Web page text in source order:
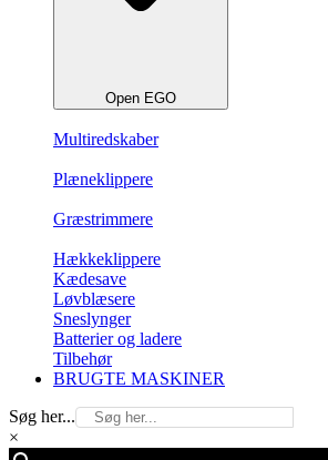
Open EGO
Multiredskaber
Plæneklippere
Græstrimmere
Hækkeklippere
Kædesave
Løvblæsere
Sneslynger
Batterier og ladere
Tilbehør
BRUGTE MASKINER
Søg her...
×